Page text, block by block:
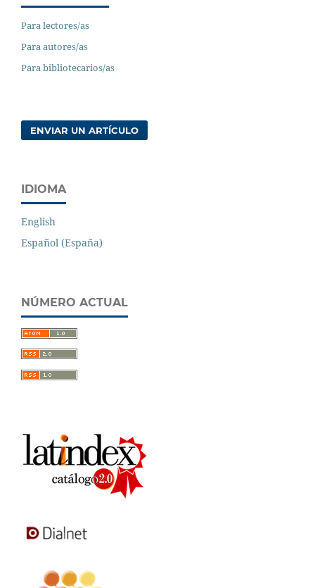
Para lectores/as
Para autores/as
Para bibliotecarios/as
ENVIAR UN ARTÍCULO
IDIOMA
English
Español (España)
NÚMERO ACTUAL